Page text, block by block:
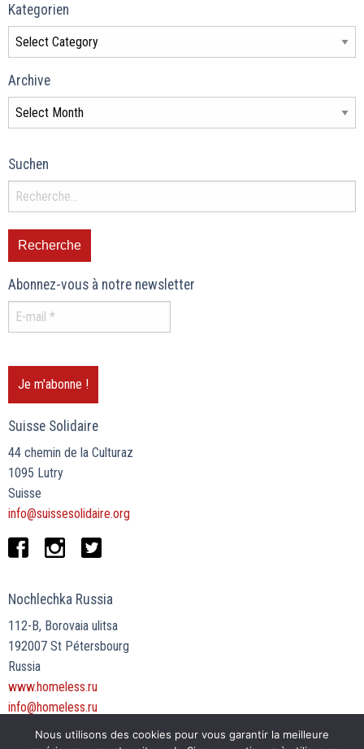
Kategorien
Archive
Suchen
Abonnez-vous à notre newsletter
Suisse Solidaire
44 chemin de la Culturaz
1095 Lutry
Suisse
info@suissesolidaire.org
Nochlechka Russia
112-B, Borovaia ulitsa
192007 St Pétersbourg
Russia
www.homeless.ru
info@homeless.ru
Nous utilisons des cookies pour vous garantir la meilleure